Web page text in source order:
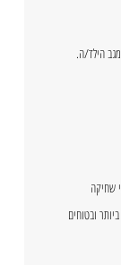
הילד/ה.
שחיקה
ובטוחים